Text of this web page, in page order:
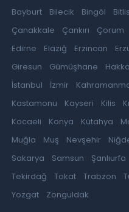
Bayburt Bilecik Bingöl Bitlis
Çanakkale
Çankırı Çorum
Edirne
Elazığ Erzincan
Giresun
Gümüşhane
İstanbul
İzmir
Kastamonu
Kayseri Kilis
Kocaeli
Konya Kütahya
Muğla
Muş Nevşehir
Sakarya
Samsun Şanlıurfa
Tekirdağ
Tokat Trabzon
Yozgat
Zonguldak